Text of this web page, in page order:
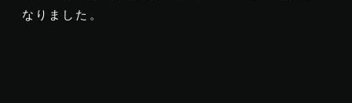
なりました。